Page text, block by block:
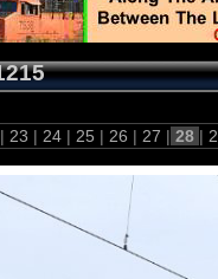
| 23 | 24 | 25 | 26 | 27 | 28 |